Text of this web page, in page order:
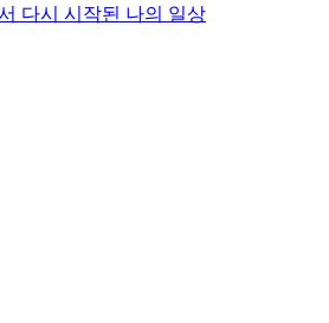
다시 시작된 나의 일상